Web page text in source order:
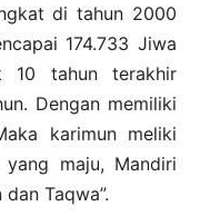
di tahun 2000
174.733 Jiwa
10 tahun terakhir
Dengan memiliki
karimun meliki
yang maju, Mandiri
Taqwa”.